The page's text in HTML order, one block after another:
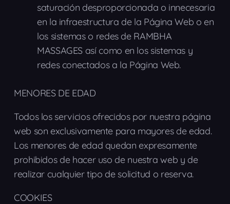
saturación desproporcionada o innecesaria
en la infraestructura de la Página Web o en
los sistemas o redes de RAMBHA
MASSAGES así como en los sistemas y
redes conectados a la Página Web.
MENORES DE EDAD
Todos los servicios ofrecidos por nuestra página
web son exclusivamente para mayores de edad.
Los menores de edad quedan expresamente
prohibidos de hacer uso de nuestra web y de
realizar cualquier tipo de solicitud o reserva.
COOKIES